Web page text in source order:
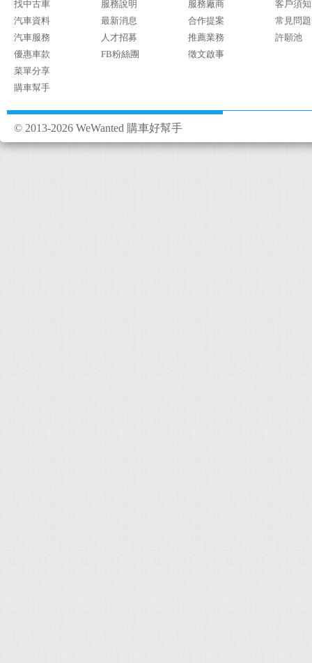
找中古車
汽車資料
汽車服務
優惠車款
菜單分享
購車幫手
服務說明
最新消息
人才招募
FB粉絲團
服務廠商
合作提案
推薦業務
徵文啟事
客戶須知
常見問題
許願池
© 2013-2026 WeWanted 購車好幫手